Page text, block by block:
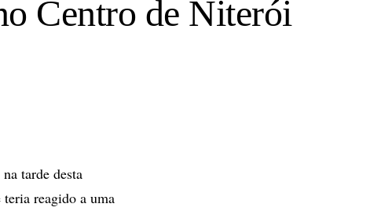
Centro de Niterói
tarde desta
reagido a uma